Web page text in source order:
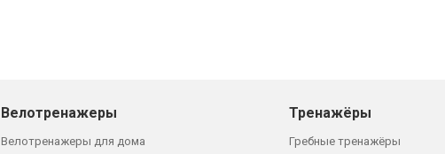
Велотренажеры
Велотренажеры для дома
Тренажёры
Гребные тренажёры